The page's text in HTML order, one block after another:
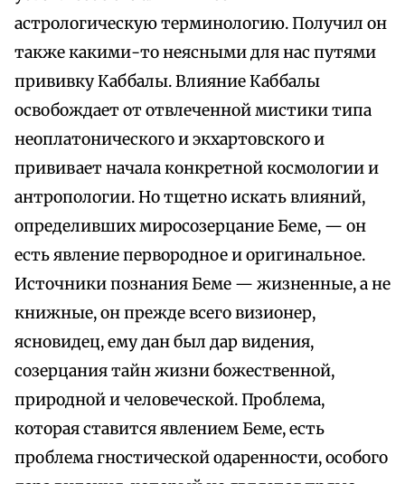
астрологическую терминологию. Получил он
также какими-то неясными для нас путями
прививку Каббалы. Влияние Каббалы
освобождает от отвлеченной мистики типа
неоплатонического и экхартовского и
прививает начала конкретной космологии и
антропологии. Но тщетно искать влияний,
определивших миросозерцание Беме, — он
есть явление первородное и оригинальное.
Источники познания Беме — жизненные, а не
книжные, он прежде всего визионер,
ясновидец, ему дан был дар видения,
созерцания тайн жизни божественной,
природной и человеческой. Проблема,
которая ставится явлением Беме, есть
проблема гностической одаренности, особого